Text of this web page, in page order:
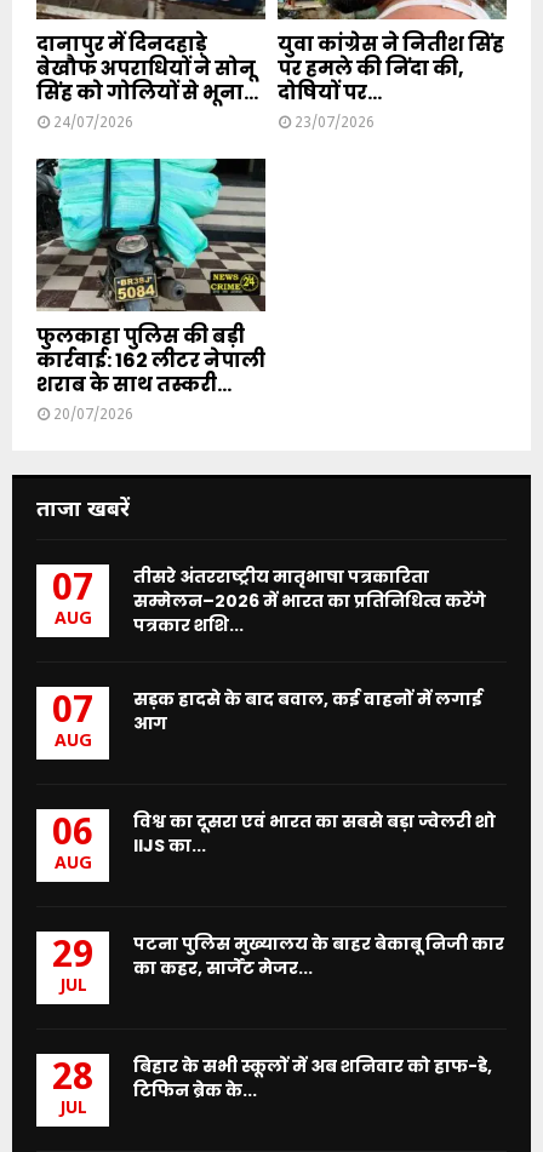
दानापुर में दिनदहाड़े
बेखौफ अपराधियों ने सोनू
सिंह को गोलियों से भूना...
24/07/2026
युवा कांग्रेस ने नितीश सिंह
पर हमले की निंदा की,
दोषियों पर...
23/07/2026
फुलकाहा पुलिस की बड़ी
कार्रवाई: 162 लीटर नेपाली
शराब के साथ तस्करी...
20/07/2026
ताजा खबरें
07
AUG
तीसरे अंतरराष्ट्रीय मातृभाषा पत्रकारिता
सम्मेलन–2026 में भारत का प्रतिनिधित्व करेंगे
पत्रकार शशि...
07
AUG
सड़क हादसे के बाद बवाल, कई वाहनों में लगाई
आग
06
AUG
विश्व का दूसरा एवं भारत का सबसे बड़ा ज्वेलरी शो
IIJS का...
29
JUL
पटना पुलिस मुख्यालय के बाहर बेकाबू निजी कार
का कहर, सार्जेंट मेजर...
28
JUL
बिहार के सभी स्कूलों में अब शनिवार को हाफ-डे,
टिफिन ब्रेक के...